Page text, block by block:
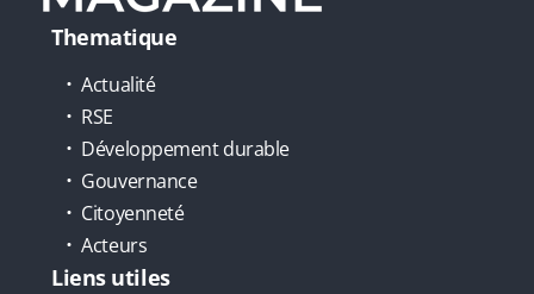
Thematique
Actualité
RSE
Développement durable
Gouvernance
Citoyenneté
Acteurs
Liens utiles